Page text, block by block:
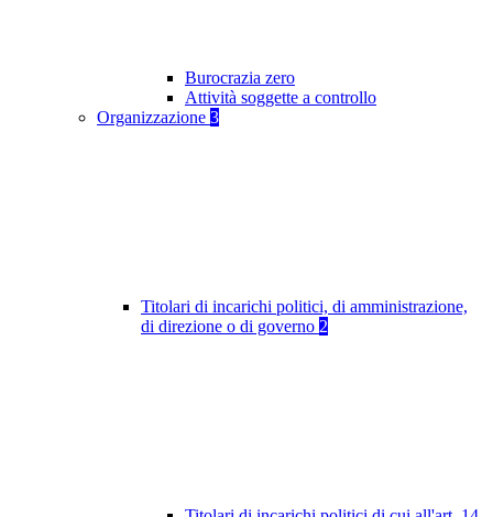
Burocrazia zero
Attività soggette a controllo
Organizzazione 3
Titolari di incarichi politici, di amministrazione,
di direzione o di governo 2